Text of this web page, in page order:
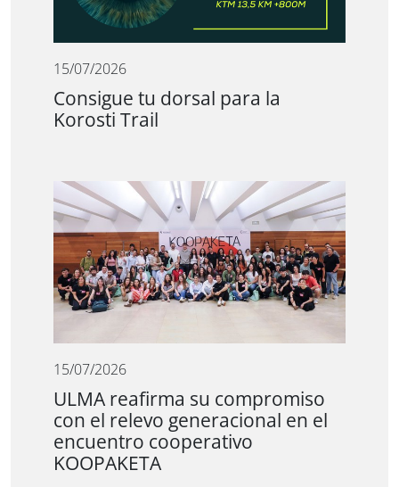
15/07/2026
Consigue tu dorsal para la
Korosti Trail
15/07/2026
ULMA reafirma su compromiso
con el relevo generacional en el
encuentro cooperativo
KOOPAKETA